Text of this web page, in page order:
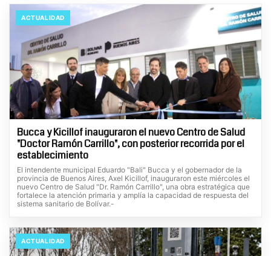
ACTUALIDAD
Bucca y Kicillof inauguraron el nuevo Centro de Salud
"Doctor Ramón Carrillo", con posterior recorrida por el
establecimiento
El intendente municipal Eduardo "Bali" Bucca y el gobernador de la
provincia de Buenos Aires, Axel Kicillof, inauguraron este miércoles el
nuevo Centro de Salud "Dr. Ramón Carrillo", una obra estratégica que
fortalece la atención primaria y amplía la capacidad de respuesta del
sistema sanitario de Bolívar.-
ACTUALIDAD